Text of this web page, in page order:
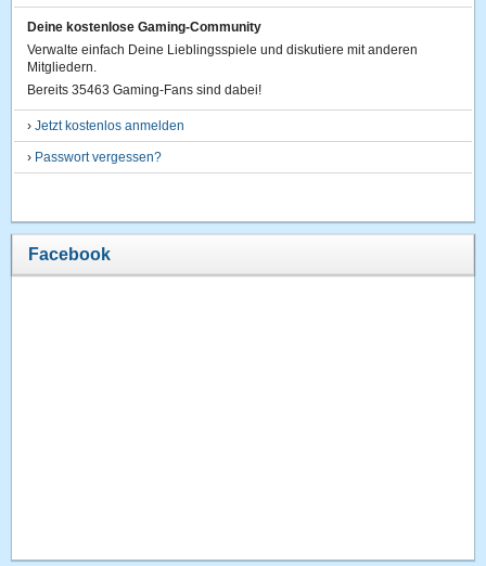
Deine kostenlose Gaming-Community
Verwalte einfach Deine Lieblingsspiele und diskutiere mit anderen
Mitgliedern.
Bereits 35463 Gaming-Fans sind dabei!
›Jetzt kostenlos anmelden
› Passwort vergessen?
Facebook